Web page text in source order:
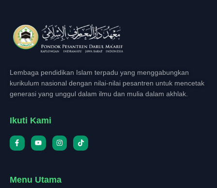
Lembaga pendidikan Islam terpadu yang menggabungkan
kurikulum nasional dengan nilai-nilai pesantren untuk mencetak
generasi yang unggul dalam ilmu dan mulia dalam akhlak.
Ikuti Kami
Menu Utama